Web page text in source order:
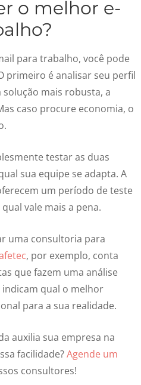
o melhor e-
para trabalho, você pode
primeiro é analisar seu perfil
mais robusta, a
caso procure economia, o
testar as duas
sua equipe se adapta. A
um período de teste
vale mais a pena.
uma consultoria para
, por exemplo, conta
que fazem uma análise
qual o melhor
para a sua realidade.
auxilia sua empresa na
facilidade?Agende um
consultores!